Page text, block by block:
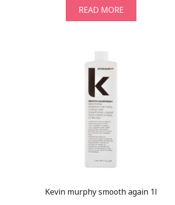
READ MORE
Kevin murphy smooth again 1l